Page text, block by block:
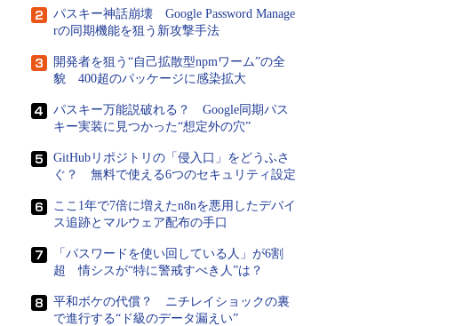
パスキー神話崩壊 Google Password Manage
rの同期機能を狙う新攻撃手法
開発者を狙う“自己拡散型npmワーム”の全
貌 400超のパッケージに感染拡大
パスキー万能説破れる？ Google同期パス
キー実装に見つかった“想定外の穴”
GitHubリポジトリの「侵入口」をどうふさ
ぐ？ 無料で使える6つのセキュリティ設定
ここ1年で7倍に増えたn8nを悪用したデバイ
ス追跡とマルウェア配布の手口
「パスワードを使い回している人」が6割
超 情シスが“特に警戒すべき人”は？
平和ボケの代償？ ニチレイショックの裏
で進行する“ド級のデータ漏えい”